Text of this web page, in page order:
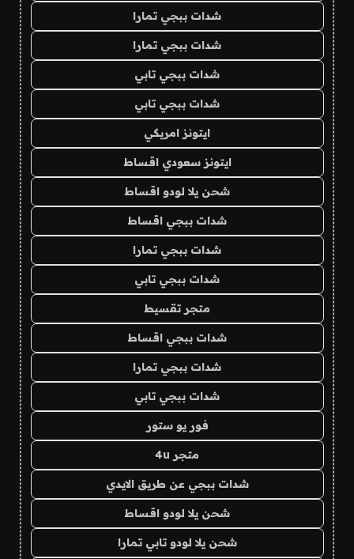
شدات ببجي تمارا
شدات ببجي تمارا
شدات ببجي تابي
شدات ببجي تابي
ايتونز امريكي
ايتونز سعودي اقساط
شحن يلا لودو اقساط
شدات ببجي اقساط
شدات ببجي تمارا
شدات ببجي تابي
متجر تقسيط
شدات ببجي اقساط
شدات ببجي تمارا
شدات ببجي تابي
فور يو ستور
متجر 4u
شدات ببجي عن طريق الايدي
شحن يلا لودو اقساط
شحن يلا لودو تابي تمارا